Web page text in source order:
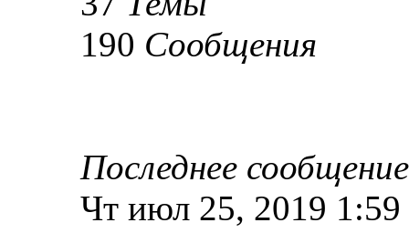
190 Сообщения
Последнее сообщение
Чт июл 25, 2019 1:59